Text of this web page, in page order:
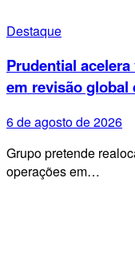
Destaque
Prudential
em revisão global
6 de agosto de 2026
Grupo pretende
operações em…